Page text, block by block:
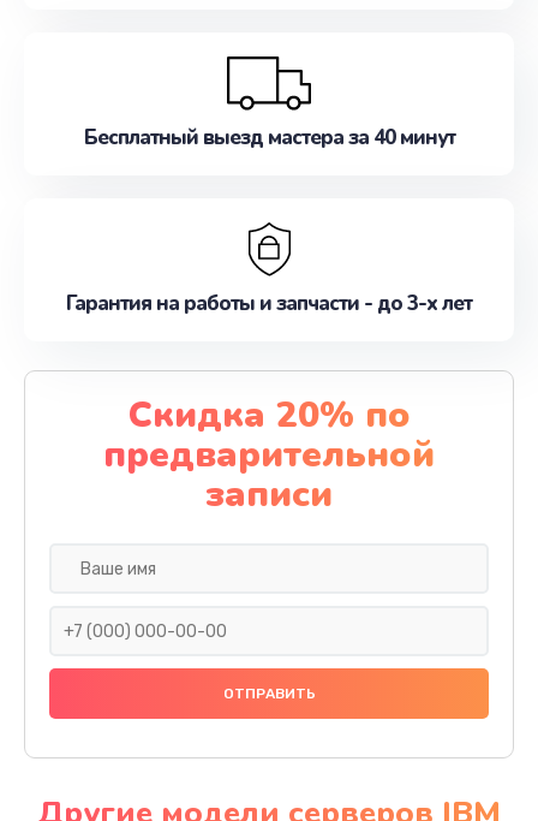
Бесплатный выезд мастера за 40 минут
Гарантия на работы и запчасти - до 3-х лет
Скидка 20% по
предварительной
записи